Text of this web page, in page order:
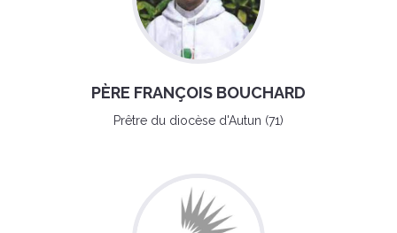
PÈRE FRANÇOIS BOUCHARD
Prêtre du diocèse d'Autun (71)